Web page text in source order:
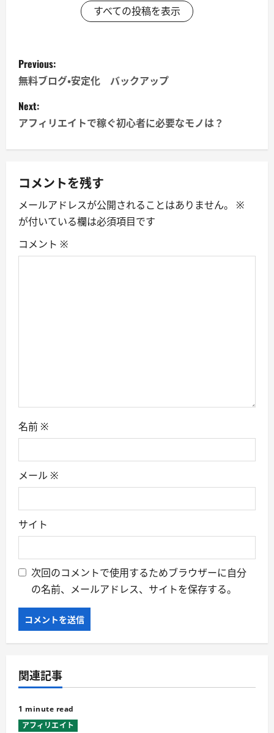
すべての投稿を表示
P
o
s
t
a
v
i
g
Previous:
無料ブログ・安定化 バックアップ
Next:
アフィリエイトで稼ぐ初心者に必要なモノは？
コメントを残す
メールアドレスが公開されることはありません。
※
が付いている欄は必須項目です
コメント ※
名前 ※
メール ※
サイト
次回のコメントで使用するためブラウザーに自分
の名前、メールアドレス、サイトを保存する。
関連記事
1 minute read
アフィリエイト